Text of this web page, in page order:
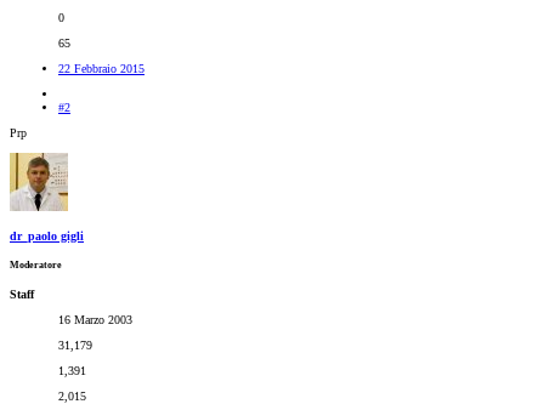
0
65
22 Febbraio 2015
#2
Prp
dr_paolo gigli
Moderatore
Staff
16 Marzo 2003
31,179
1,391
2,015